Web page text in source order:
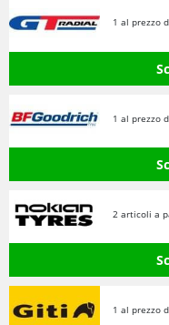
1 al prezzo
1 al prezzo
2 articoli a
1 al prezzo